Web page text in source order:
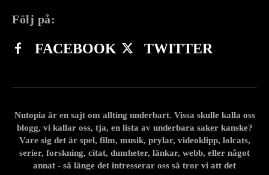
Följ på:
FACEBOOK TWITTER
Nutopia är en sajt om allting underbart. Vissa skulle kalla oss
blogg, vi kallar oss, tja, en lista av underbara saker kanske?
Vare sig det är spel, film, musik, prylar, videoklipp, lolcats,
serier, forskning, citat, dumheter, länkar, webb, eller något
annat - så länge det intresserar oss så tror vi att det